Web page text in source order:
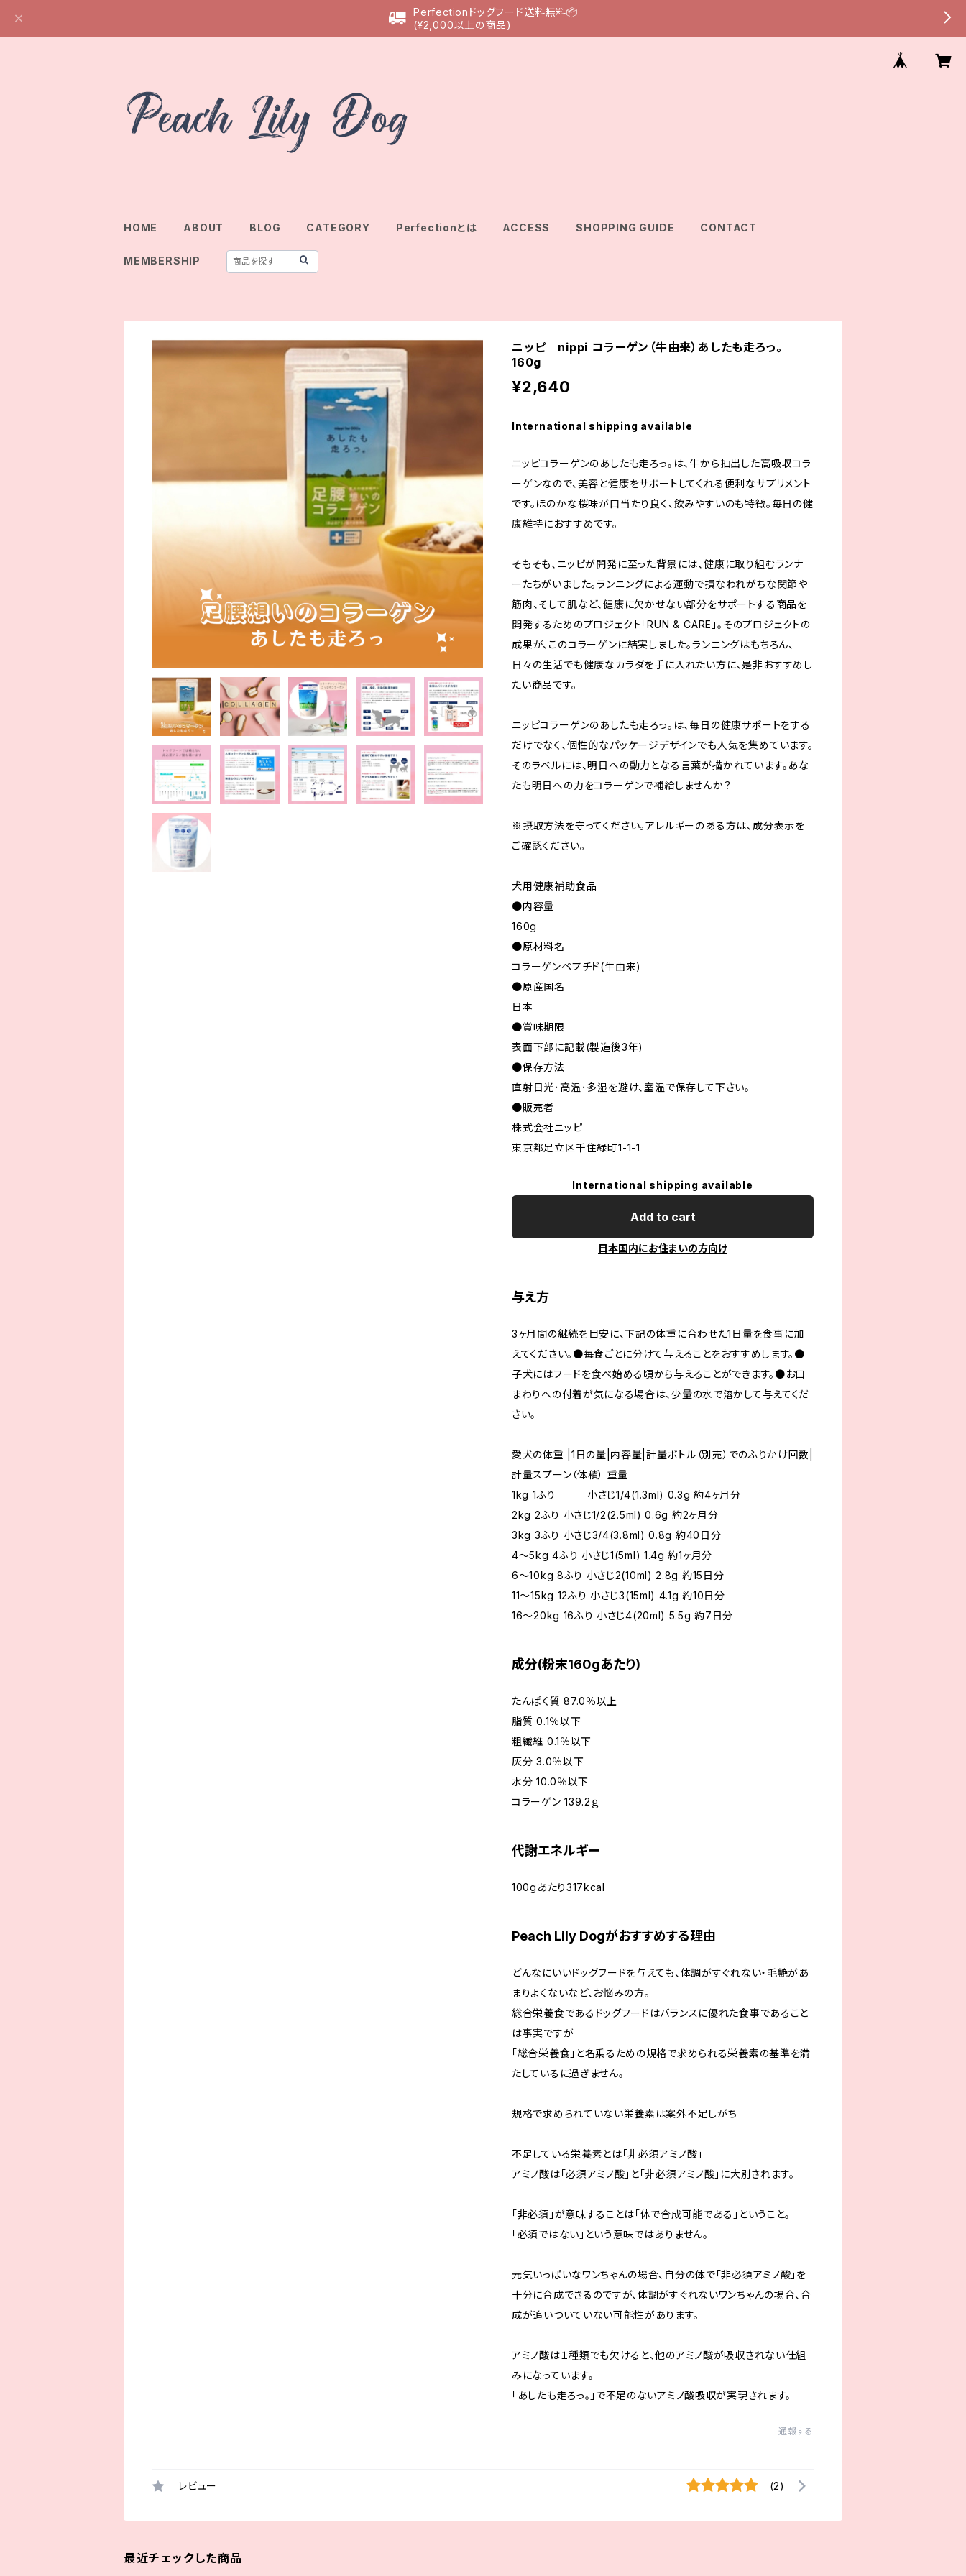
Perfectionドッグフード送料無料📦
(¥2,000以上の商品)
HOME ABOUT BLOG CATEGORY Perfectionとは ACCESS SHOPPING GUIDE CONTACT
MEMBERSHIP
ニッピ nippi コラーゲン（牛由来）あしたも走ろっ。
160g
¥2,640
International shipping available
ニッピコラーゲンのあしたも走ろっ。は、牛から抽出した高吸収コラ
ーゲンなので、美容と健康をサポートしてくれる便利なサプリメント
です。ほのかな桜味が口当たり良く、飲みやすいのも特徴。毎日の健
康維持におすすめです。
そもそも、ニッピが開発に至った背景には、健康に取り組むランナ
ーたちがいました。ランニングによる運動で損なわれがちな関節や
筋肉、そして肌など、健康に欠かせない部分をサポートする商品を
開発するためのプロジェクト「RUN & CARE」。そのプロジェクトの
成果が、このコラーゲンに結実しました。ランニングはもちろん、
日々の生活でも健康なカラダを手に入れたい方に、是非おすすめし
たい商品です。
ニッピコラーゲンのあしたも走ろっ。は、毎日の健康サポートをする
だけでなく、個性的なパッケージデザインでも人気を集めています。
そのラベルには、明日への動力となる言葉が描かれています。あな
たも明日への力をコラーゲンで補給しませんか？
※摂取方法を守ってください。アレルギーのある方は、成分表示を
ご確認ください。
犬用健康補助食品
●内容量
160g
●原材料名
コラーゲンペプチド(牛由来)
●原産国名
日本
●賞味期限
表面下部に記載(製造後3年)
●保存方法
直射日光･高温･多湿を避け、室温で保存して下さい。
●販売者
株式会社ニッピ
東京都足立区千住緑町1-1-1
International shipping available
Add to cart
日本国内にお住まいの方向け
与え方
3ヶ月間の継続を目安に、下記の体重に合わせた1日量を食事に加
えてください。●毎食ごとに分けて与えることをおすすめします。●
子犬にはフードを食べ始める頃から与えることができます。●お口
まわりへの付着が気になる場合は、少量の水で溶かして与えてくだ
さい。
愛犬の体重 |1日の量|内容量|計量ボトル（別売）でのふりかけ回数|
計量スプーン（体積） 重量
1kg 1ふり 小さじ1/4(1.3ml) 0.3g 約4ヶ月分
2kg 2ふり 小さじ1/2(2.5ml) 0.6g 約2ヶ月分
3kg 3ふり 小さじ3/4(3.8ml) 0.8g 約40日分
4～5kg 4ふり 小さじ1(5ml) 1.4g 約1ヶ月分
6～10kg 8ふり 小さじ2(10ml) 2.8g 約15日分
11～15kg 12ふり 小さじ3(15ml) 4.1g 約10日分
16～20kg 16ふり 小さじ4(20ml) 5.5g 約7日分
成分(粉末160gあたり)
たんぱく質 87.0％以上
脂質 0.1％以下
粗繊維 0.1％以下
灰分 3.0％以下
水分 10.0％以下
コラーゲン 139.2ｇ
代謝エネルギー
100gあたり317kcal
Peach Lily Dogがおすすめする理由
どんなにいいドッグフードを与えても、体調がすぐれない・毛艶があ
まりよくないなど、お悩みの方。
総合栄養食であるドッグフードはバランスに優れた食事であること
は事実ですが
「総合栄養食」と名乗るための規格で求められる栄養素の基準を満
たしているに過ぎません。
規格で求められていない栄養素は案外不足しがち
不足している栄養素とは「非必須アミノ酸」
アミノ酸は「必須アミノ酸」と「非必須アミノ酸」に大別されます。
「非必須」が意味することは「体で合成可能である」ということ。
「必須ではない」という意味ではありません。
元気いっぱいなワンちゃんの場合、自分の体で「非必須アミノ酸」を
十分に合成できるのですが、体調がすぐれないワンちゃんの場合、合
成が追いついていない可能性があります。
アミノ酸は１種類でも欠けると、他のアミノ酸が吸収されない仕組
みになっています。
「あしたも走ろっ。」で不足のないアミノ酸吸収が実現されます。
通報する
レビュー (2)
最近チェックした商品